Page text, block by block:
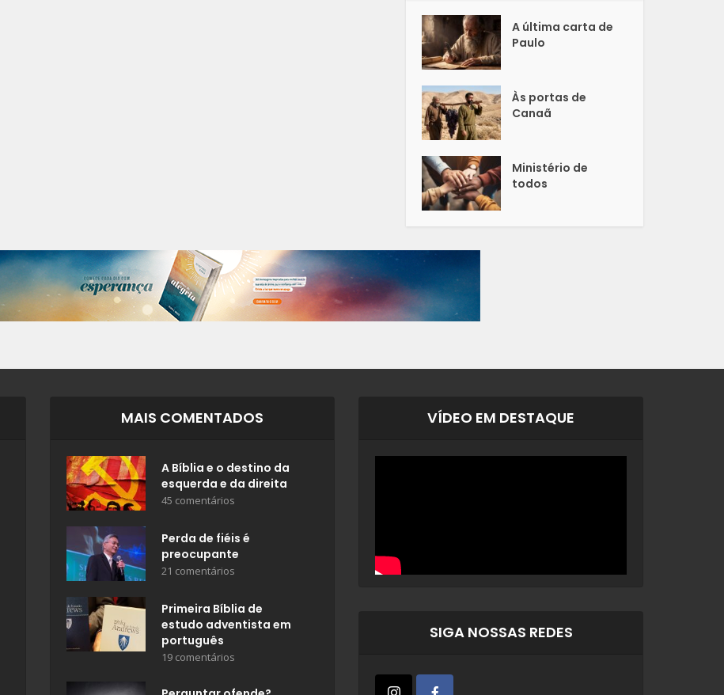
A última carta de
Paulo
Às portas de
Canaã
Ministério de
todos
MAIS COMENTADOS
A Bíblia e o destino da
esquerda e da direita
45 comentários
Perda de fiéis é
preocupante
21 comentários
Primeira Bíblia de
estudo adventista em
português
19 comentários
VÍDEO EM DESTAQUE
SIGA NOSSAS REDES